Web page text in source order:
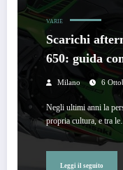
VARIE
Scarichi
650: guida
Milano 6
Negli ultimi anni la
propria cultura, e tra
Leggi il seguito